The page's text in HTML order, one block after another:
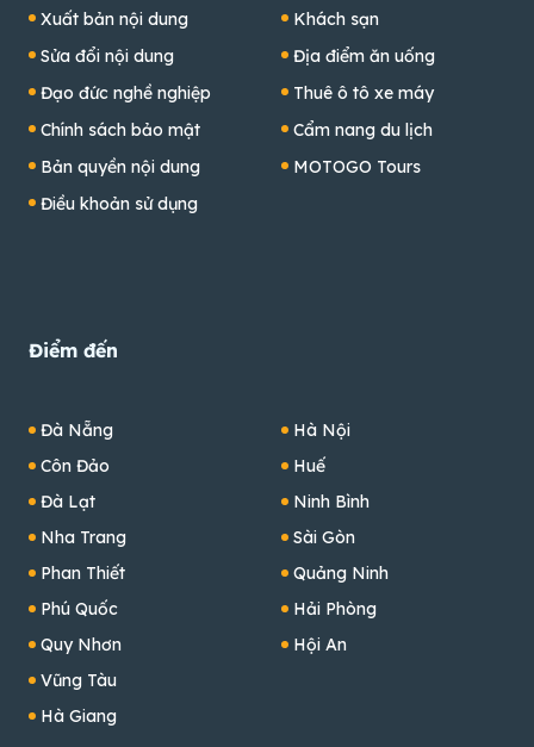
Xuất bản nội dung
Sửa đổi nội dung
Đạo đức nghề nghiệp
Chính sách bảo mật
Bản quyền nội dung
Điều khoản sử dụng
Khách sạn
Địa điểm ăn uống
Thuê ô tô xe máy
Cẩm nang du lịch
MOTOGO Tours
Điểm đến
Đà Nẵng
Côn Đảo
Đà Lạt
Nha Trang
Phan Thiết
Phú Quốc
Quy Nhơn
Vũng Tàu
Hà Giang
Hà Nội
Huế
Ninh Bình
Sài Gòn
Quảng Ninh
Hải Phòng
Hội An